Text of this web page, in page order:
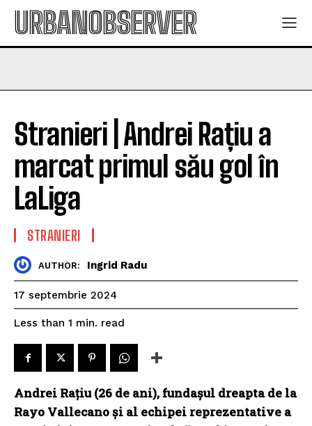
URBANOBSERVER
Stranieri | Andrei Rațiu a
marcat primul său gol în
LaLiga
STRANIERI
AUTHOR: Ingrid Radu
17 septembrie 2024
Less than 1 min. read
Andrei Rațiu (26 de ani), fundașul dreapta de la
Rayo Vallecano și al echipei reprezentative a